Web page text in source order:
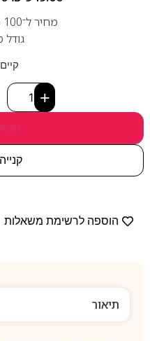
מחיר ל־100 מ״ל -
גודל
+
הוספה לרשימת משאלות
תיאור